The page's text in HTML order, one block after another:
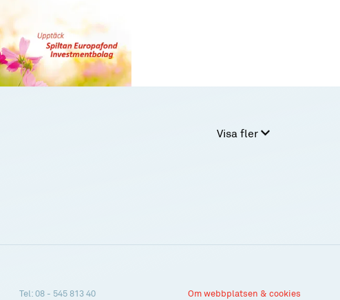
Visa fler
Tel: 08 - 545 813 40
Om webbplatsen & cookies